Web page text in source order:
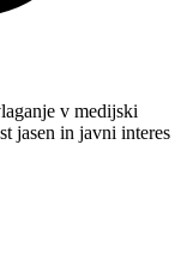
v medijski
jasen in javni interes